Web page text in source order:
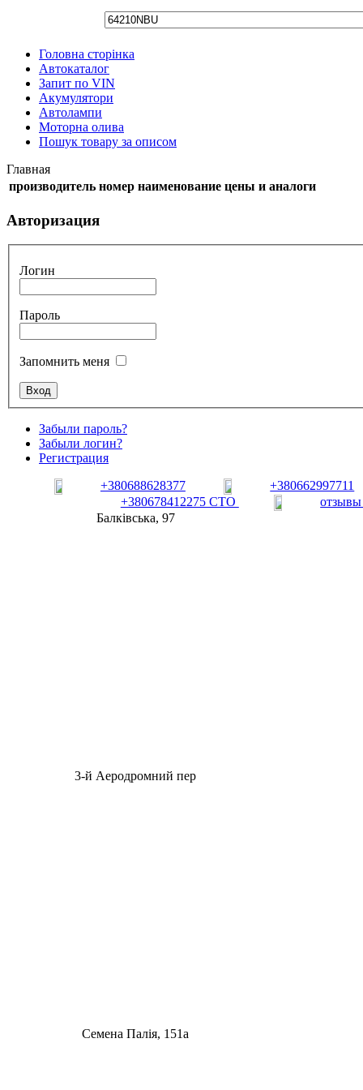
Головна сторінка
Автокаталог
Запит по VIN
Акумулятори
Автолампи
Моторна олива
Пошук товару за описом
Главная
производитель номер наименование цены и аналоги
Авторизация
Логин
Пароль
Запомнить меня
Забыли пароль?
Забыли логин?
Регистрация
+380688628377
+380662997711
+380678412275 СТО
Балківська, 97
3-й Аеродромний пер
Семена Палія, 151а